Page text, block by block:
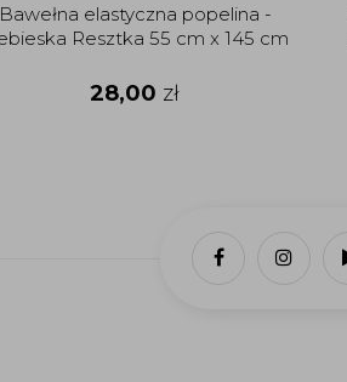
Bawełna elastyczna popelina -
Resztka 55 cm x 145 cm
28,00 zł